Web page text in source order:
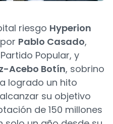
riesgo Hyperion
Pablo Casado,
Popular, y
Acebo Botín, sobrino
logrado un hito
su objetivo
de 150 millones